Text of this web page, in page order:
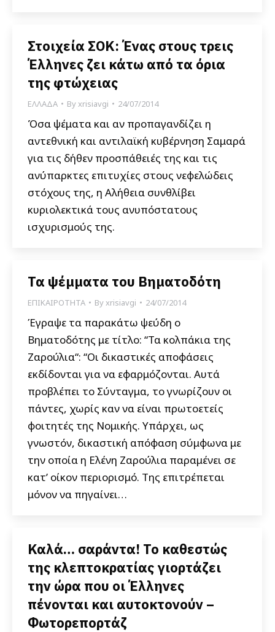
Στοιχεία ΣΟΚ: Ένας στους τρεις
Έλληνες ζει κάτω από τα όρια
της φτώχειας
ΕΛΛΑΔΑ Byxrisiavgi 24/07/2014
Όσα ψέματα και αν προπαγανδίζει η
αντεθνική και αντιλαϊκή κυβέρνηση Σαμαρά
για τις δήθεν προσπάθειές της και τις
ανύπαρκτες επιτυχίες στους νεφελώδεις
στόχους της, η Αλήθεια συνθλίβει
κυριολεκτικά τους ανυπόστατους
ισχυρισμούς της.
Τα ψέμματα του Βηματοδότη
ΕΠΙΚΑΙΡΟΤΗΤΑ Byxrisiavgi 24/07/2014
Έγραψε τα παρακάτω ψεύδη ο
Βηματοδότης με τίτλο: “Τα κολπάκια της
Ζαρούλια“: “Οι δικαστικές αποφάσεις
εκδίδονται για να εφαρμόζονται. Αυτά
προβλέπει το Σύνταγμα, το γνωρίζουν οι
πάντες, χωρίς καν να είναι πρωτοετείς
φοιτητές της Νομικής. Υπάρχει, ως
γνωστόν, δικαστική απόφαση σύμφωνα με
την οποία η Ελένη Ζαρούλια παραμένει σε
κατ’ οίκον περιορισμό. Της επιτρέπεται
μόνον να πηγαίνει…
Καλά… σαράντα! Το καθεστώς
της κλεπτοκρατίας γιορτάζει
την ώρα που οι Έλληνες
πένονται και αυτοκτονούν –
Φωτορεπορτάζ